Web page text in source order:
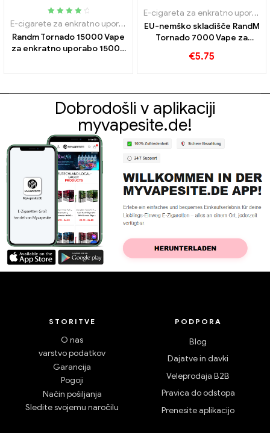
Ocenjeno
5
E-cigarete za enkratno uporabo
Randm Tornado 15000 Vape
za enkratno uporabo 15000
E-cigareta za enkratno uporabo z nikotinom
EU-nemško skladišče RandM
Tornado 7000 Vape za
Napihnjenci
€5.75
Dobrodošli v aplikaciji
myvapesite.de!
STORITVE
O nas
varstvo podatkov
Garancija
Pogoji
Način pošiljanja
Sledite svojemu naročilu
PODPORA
Blog
Dajatve in davki
Veleprodaja B2B
Pravica do odstopa
Prenesite aplikacijo